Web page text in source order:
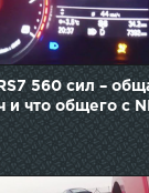
560 сил –
что общего с